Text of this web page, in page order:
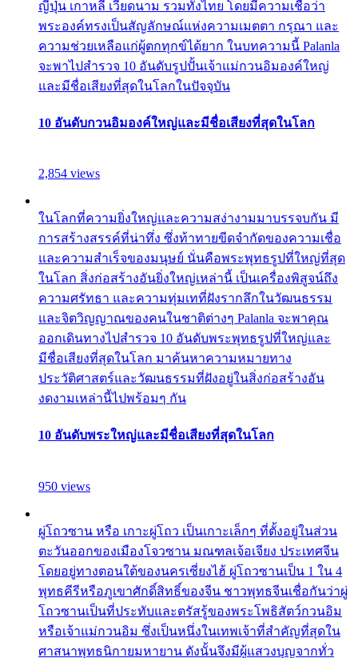
ญี่ปุ่น เกาหลี เวียดนาม รวมทั้งไทย โดยมีความเชื่อว่า
พระองค์ทรงเป็นสัญลักษณ์แห่งความเมตตา กรุณา และ
ความช่วยเหลือแก่ผู้ตกทุกข์ได้ยาก ในบทความนี้ Palanla
จะพาไปสำรวจ 10 อันดับรูปปั้นเจ้าแม่กวนอิมองค์ใหญ่
และมีชื่อเสียงที่สุดในโลกในปัจจุบัน
10 อันดับกวนอิมองค์ใหญ่และมีชื่อเสียงที่สุดในโลก
2,854 views
ในโลกที่ความยิ่งใหญ่และความสง่างามมาบรรจบกัน มี
การสร้างสรรค์ที่น่าทึ่ง ซึ่งท้าทายขีดจำกัดของความเชื่อ
และความสำเร็จของมนุษย์ นั่นคือพระพุทธรูปที่ใหญ่ที่สุด
ในโลก สิ่งก่อสร้างอันยิ่งใหญ่เหล่านี้ เป็นเครื่องพิสูจน์ถึง
ความศรัทธา และความทุ่มเทที่ฝังรากลึกในวัฒนธรรม
และจิตวิญญาณของคนในชาติต่างๆ Palanla จะพาคุณ
ออกเดินทางไปสำรวจ 10 อันดับพระพุทธรูปที่ใหญ่และ
มีชื่อเสียงที่สุดในโลก มาค้นหาความหมายทาง
ประวัติศาสตร์และวัฒนธรรมที่ฝังอยู่ในสิ่งก่อสร้างอัน
งดงามเหล่านี้ไปพร้อมๆ กัน
10 อันดับพระใหญ่และมีชื่อเสียงที่สุดในโลก
950 views
ผู่โถวซาน หรือ เกาะผู่โถว เป็นเกาะเล็กๆ ที่ตั้งอยู่ในส่วน
ตะวันออกของเมืองโจวซาน มณฑลเจ้อเจียง ประเทศจีน
โดยอยู่ทางตอนใต้ของนครเซี่ยงไฮ้ ผู่โถวซานเป็น 1 ใน 4
พุทธคีรีหรือภูเขาศักดิ์สิทธิ์ของจีน ชาวพุทธจีนเชื่อกันว่าผู่
โถวซานเป็นที่ประทับและตรัสรู้ของพระโพธิสัตว์กวนอิม
หรือเจ้าแม่กวนอิม ซึ่งเป็นหนึ่งในเทพเจ้าที่สำคัญที่สุดใน
ศาสนาพุทธนิกายมหายาน ดังนั้นจึงมีผู้แสวงบุญจากทั่ว